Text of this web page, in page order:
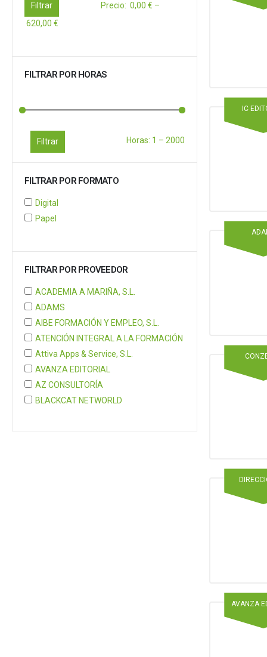
IC
AVANZA
Filtrar Precio: 0,00 € –
620,00 €
FILTRAR POR HORAS
Filtrar Horas: 1 – 2000
FILTRAR POR FORMATO
Digital
Papel
FILTRAR POR PROVEEDOR
ACADEMIA A MARIÑA, S.L.
ADAMS
AIBE FORMACIÓN Y EMPLEO, S.L.
ATENCIÓN INTEGRAL A LA FORMACIÓN
Attiva Apps & Service, S.L.
AVANZA EDITORIAL
AZ CONSULTORÍA
BLACKCAT NETWORLD
COGNITA PLUS, S.L.